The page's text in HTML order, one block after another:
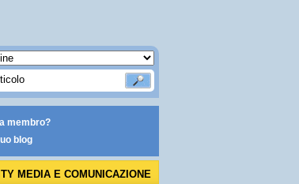
membro?
blog
MEDIA E COMUNICAZIONE